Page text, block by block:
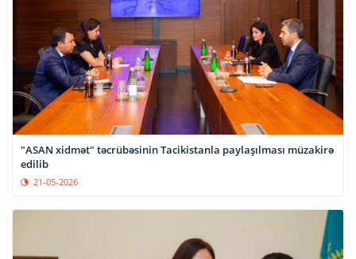
"ASAN xidmət" təcrübəsinin Tacikistanla paylaşılması müzakirə
edilib
21-05-2026